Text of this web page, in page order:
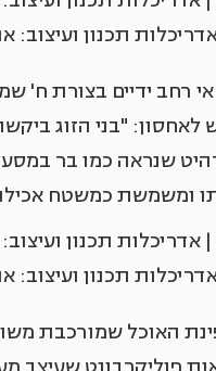
תכנון ועיצוב:
רחב ידיים בצורת ח'
"בני הזוג
ומשמשת כמשטח
תכנון ועיצוב:
האוכל שמורכבת